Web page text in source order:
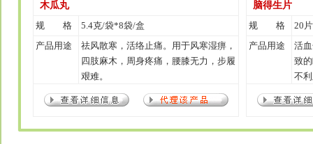
木瓜丸
规 格
5.4克/袋*8袋/盒
产品用途
祛风散寒，活络止痛。用于风寒湿痹，
四肢麻木，周身疼痛，腰膝无力，步履
艰难。
脑得生片
规 格
20
产品用途
活
致
不
中